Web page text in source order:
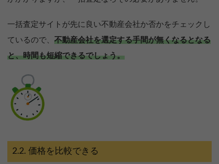
一括査定サイトが先に良い不動産会社か否かをチェックし
ているので、 不動産会社を選定する手間が無くなるとなる
と、時間も短縮できるでしょう。
価格を比較できる